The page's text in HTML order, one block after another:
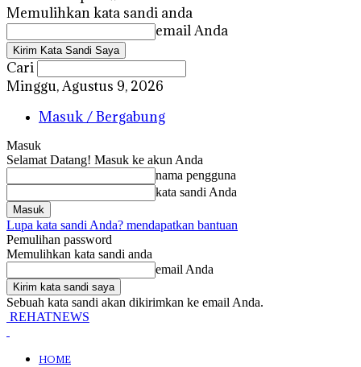
Memulihkan kata sandi anda
email Anda
Cari
Minggu, Agustus 9, 2026
Masuk / Bergabung
Masuk
Selamat Datang! Masuk ke akun Anda
nama pengguna
kata sandi Anda
Lupa kata sandi Anda? mendapatkan bantuan
Pemulihan password
Memulihkan kata sandi anda
email Anda
Sebuah kata sandi akan dikirimkan ke email Anda.
REHATNEWS
HOME